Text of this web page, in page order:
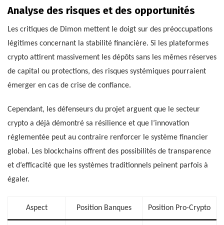
Analyse des risques et des opportunités
Les critiques de Dimon mettent le doigt sur des préoccupations
légitimes concernant la stabilité financière. Si les plateformes
crypto attirent massivement les dépôts sans les mêmes réserves
de capital ou protections, des risques systémiques pourraient
émerger en cas de crise de confiance.
Cependant, les défenseurs du projet arguent que le secteur
crypto a déjà démontré sa résilience et que l’innovation
réglementée peut au contraire renforcer le système financier
global. Les blockchains offrent des possibilités de transparence
et d’efficacité que les systèmes traditionnels peinent parfois à
égaler.
Aspect Position Banques Position Pro-Crypto